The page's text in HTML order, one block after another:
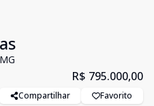
R$ 795.000,00
Compartilhar Favorito